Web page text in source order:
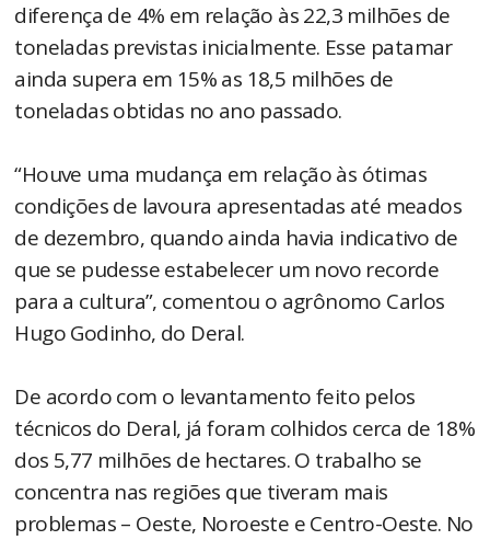
diferença de 4% em relação às 22,3 milhões de
toneladas previstas inicialmente. Esse patamar
ainda supera em 15% as 18,5 milhões de
toneladas obtidas no ano passado.
“Houve uma mudança em relação às ótimas
condições de lavoura apresentadas até meados
de dezembro, quando ainda havia indicativo de
que se pudesse estabelecer um novo recorde
para a cultura”, comentou o agrônomo Carlos
Hugo Godinho, do Deral.
De acordo com o levantamento feito pelos
técnicos do Deral, já foram colhidos cerca de 18%
dos 5,77 milhões de hectares. O trabalho se
concentra nas regiões que tiveram mais
problemas – Oeste, Noroeste e Centro-Oeste. No